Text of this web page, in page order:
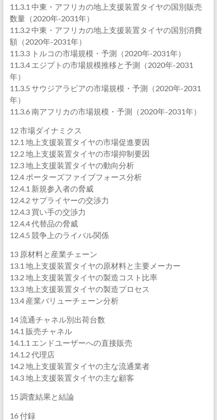
11.3.1 中東・アフリカの地上支援装置タイヤの国別販売
数量（2020年-2031年）
11.3.2 中東・アフリカの地上支援装置タイヤの国別消費
額（2020年-2031年）
11.3.3 トルコの市場規模・予測（2020年-2031年）
11.3.4 エジプトの市場規模推移と予測（2020年-2031
年）
11.3.5 サウジアラビアの市場規模・予測（2020年-2031
年）
11.3.6 南アフリカの市場規模・予測（2020年-2031年）
12 市場ダイナミクス
12.1 地上支援装置タイヤの市場促進要因
12.2 地上支援装置タイヤの市場抑制要因
12.3 地上支援装置タイヤの動向分析
12.4 ポーターズファイブフォース分析
12.4.1 新規参入者の脅威
12.4.2 サプライヤーの交渉力
12.4.3 買い手の交渉力
12.4.4 代替品の脅威
12.4.5 競争上のライバル関係
13 原材料と産業チェーン
13.1 地上支援装置タイヤの原材料と主要メーカー
13.2 地上支援装置タイヤの製造コスト比率
13.3 地上支援装置タイヤの製造プロセス
13.4 産業バリューチェーン分析
14 流通チャネル別出荷台数
14.1 販売チャネル
14.1.1 エンドユーザーへの直接販売
14.1.2 代理店
14.2 地上支援装置タイヤの主な流通業者
14.3 地上支援装置タイヤの主な顧客
15 調査結果と結論
16 付録